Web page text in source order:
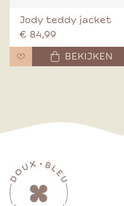
Jody teddy jacket
€ 84,99
BEKIJKEN